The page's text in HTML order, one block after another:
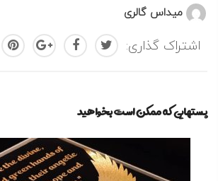
میداس گالری
اشتراک گذاری:
پستهایی که ممکن است بخواهید